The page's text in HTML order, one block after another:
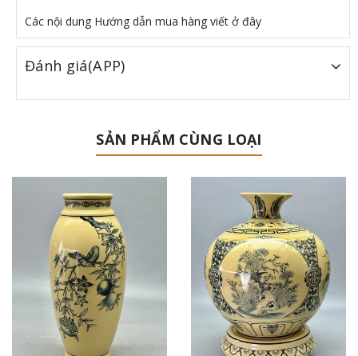
Các nội dung Hướng dẫn mua hàng viết ở đây
Đánh giá(APP)
SẢN PHẨM CÙNG LOẠI